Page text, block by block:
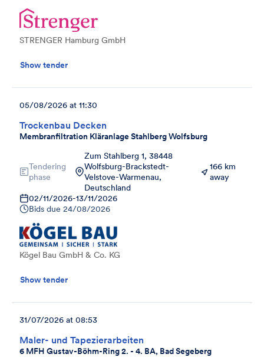
STRENGER Hamburg GmbH
Show tender
Trockenbau Decken
Membranfiltration Kläranlage Stahlberg Wolfsburg
05/08/2026 at 11:30
Tendering
phase
Zum Stahlberg 1, 38448
Wolfsburg-Brackstedt-
Velstove-Warmenau,
Deutschland
166 km
away
02/11/2026-13/11/2026
Bids due 24/08/2026
Kögel Bau GmbH & Co. KG
Show tender
Maler- und Tapezierarbeiten
6 MFH Gustav-Böhm-Ring 2. - 4. BA, Bad Segeberg
31/07/2026 at 08:53